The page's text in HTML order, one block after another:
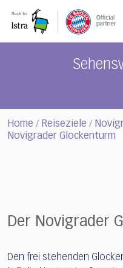
note:
Home / Reiseziele /
Novigrader Glockenturm
Der Novigrader
Den frei stehenden